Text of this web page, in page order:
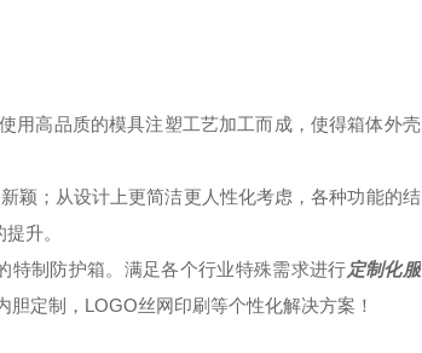
用高品质的模具注塑工艺加工而成，使得箱体外壳
颖；从设计上更简洁更人性化考虑，各种功能的结
升。
特制防护箱。满足各个行业特殊需求进行定制化服
胆定制，LOGO丝网印刷等个性化解决方案！